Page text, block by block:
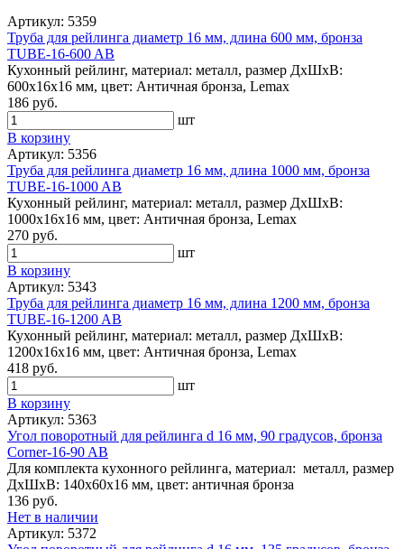
Артикул: 5359
Труба для рейлинга диаметр 16 мм, длина 600 мм, бронза
TUBE-16-600 AB
Кухонный рейлинг, материал: металл, размер ДхШхВ:
600х16х16 мм, цвет: Античная бронза, Lemax
186 руб.
шт
В корзину
Артикул: 5356
Труба для рейлинга диаметр 16 мм, длина 1000 мм, бронза
TUBE-16-1000 AB
Кухонный рейлинг, материал: металл, размер ДхШхВ:
1000х16х16 мм, цвет: Античная бронза, Lemax
270 руб.
шт
В корзину
Артикул: 5343
Труба для рейлинга диаметр 16 мм, длина 1200 мм, бронза
TUBE-16-1200 AB
Кухонный рейлинг, материал: металл, размер ДхШхВ:
1200х16х16 мм, цвет: Античная бронза, Lemax
418 руб.
шт
В корзину
Артикул: 5363
Угол поворотный для рейлинга d 16 мм, 90 градусов, бронза
Corner-16-90 AB
Для комплекта кухонного рейлинга, материал: металл, размер
ДхШхВ: 140х60х16 мм, цвет: античная бронза
136 руб.
Нет в наличии
Артикул: 5372